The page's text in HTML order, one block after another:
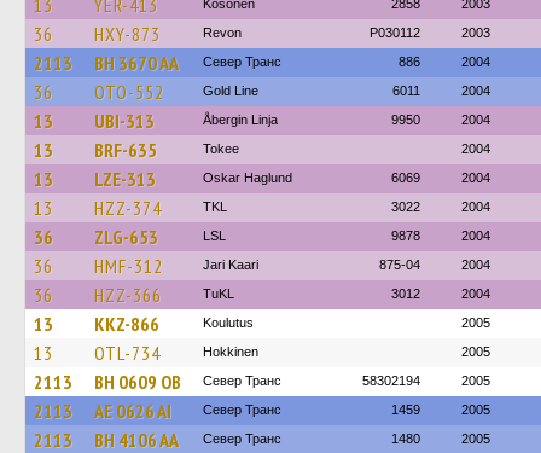
13 YER-413 Kosonen 2858 2003
36 HXY-873 Revon P030112 2003
2113 BH 3670 AA Север Транс 886 2004
36 OTO-552 Gold Line 6011 2004
13 UBI-313 Åbergin Linja 9950 2004
13 BRF-635 Tokee 2004
13 LZE-313 Oskar Haglund 6069 2004
13 HZZ-374 TKL 3022 2004
36 ZLG-653 LSL 9878 2004
36 HMF-312 Jari Kaari 875-04 2004
36 HZZ-366 TuKL 3012 2004
13 KKZ-866 Koulutus 2005
13 OTL-734 Hokkinen 2005
2113 BH 0609 OB Север Транс 58302194 2005
2113 AE 0626 AI Север Транс 1459 2005
2113 BH 4106 AA Север Транс 1480 2005